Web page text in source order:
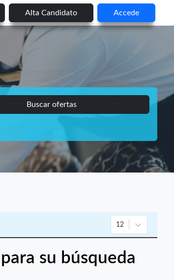
Alta Candidato Accede
Buscar ofertas
12
su búsqueda